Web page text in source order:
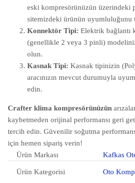
eski kompresörünüzün üzerindeki
sitemizdeki ürünün uyumluluğunu
Konnektör Tipi: Elektrik bağlantı
(genellikle 2 veya 3 pinli)
olun.
Kasnak Tipi: Kasnak tipinizin
aracınızın mevcut durumuyla
edin.
Crafter klima kompresörünüzün
kaybetmeden orijinal performansı geri
tercih edin. Güvenilir soğutma
için hemen sipariş verin!
Ürün Markası
Kafkas
Ürün Kategorisi Oto